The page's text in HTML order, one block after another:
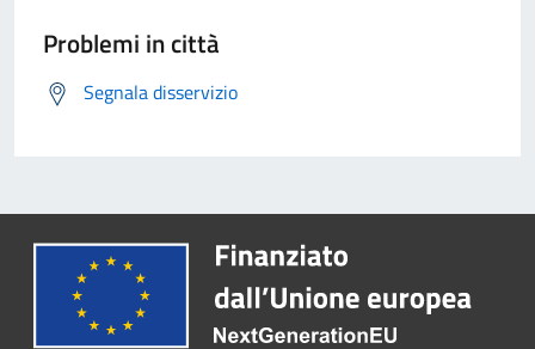
Problemi in città
Segnala disservizio